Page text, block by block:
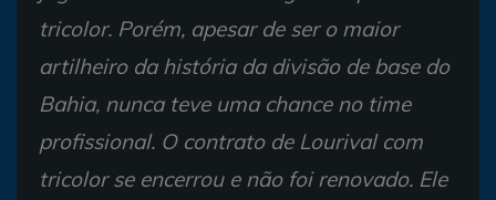
tricolor. Porém, apesar de ser o maior
artilheiro da história da divisão de base do
Bahia, nunca teve uma chance no time
profissional. O contrato de Lourival com
tricolor se encerrou e não foi renovado. Ele